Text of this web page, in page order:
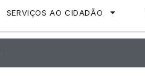
SERVIÇOS AO CIDADÃO